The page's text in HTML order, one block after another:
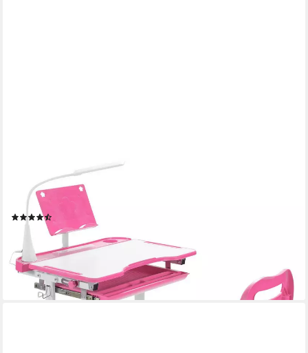
Kinderschreibtisch mit Stuhl & Lampe, höhenverstellbar, mit
Bücherständer
124,99 € UVP159,99 €
-22%
lieferbar - in 2-3 Werktagen bei dir